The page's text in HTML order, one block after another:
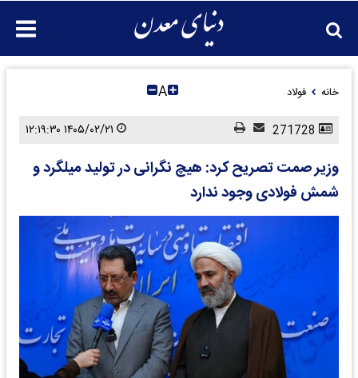
خانه فولاد A
وزیر صمت تصریح کرد: هیچ نگرانی در تولید میلگرد و
شمش فولادی وجود ندارد